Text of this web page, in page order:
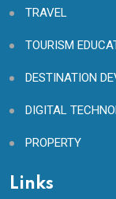
TRAVEL
TOURISM
DESTINATION
DIGITAL
PROPERTY
Links